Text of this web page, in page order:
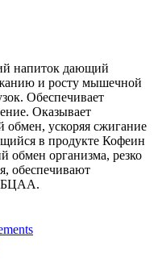
напиток дающий
и росту мышечной
Обеспечивает
Оказывает
обмен, ускоряя сжигание
в продукте Кофеин
обмен организма, резко
обеспечивают
БЦАА.